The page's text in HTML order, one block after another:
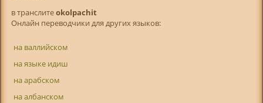
в транслитeokolpachit
Онлайн переводчики для других языков:
на валлийском
на языке идиш
на арабском
на албанском